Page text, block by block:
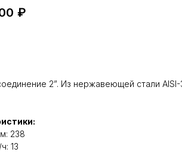
₽
2”. Из нержавеющей стали
238
13